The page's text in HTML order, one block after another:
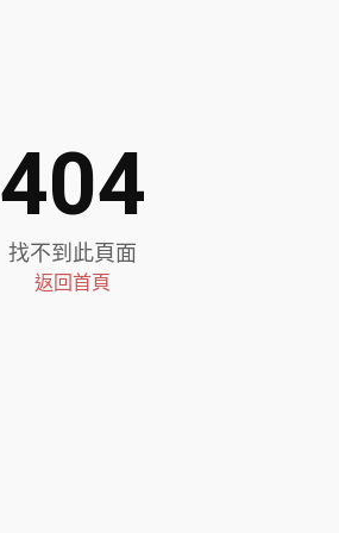
404
找不到此頁面
返回首頁